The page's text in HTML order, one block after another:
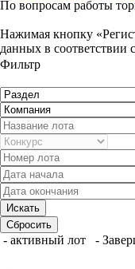
По вопросам работы
Нажимая кнопку
данных в соответствии с
Фильтр
- активный лот -